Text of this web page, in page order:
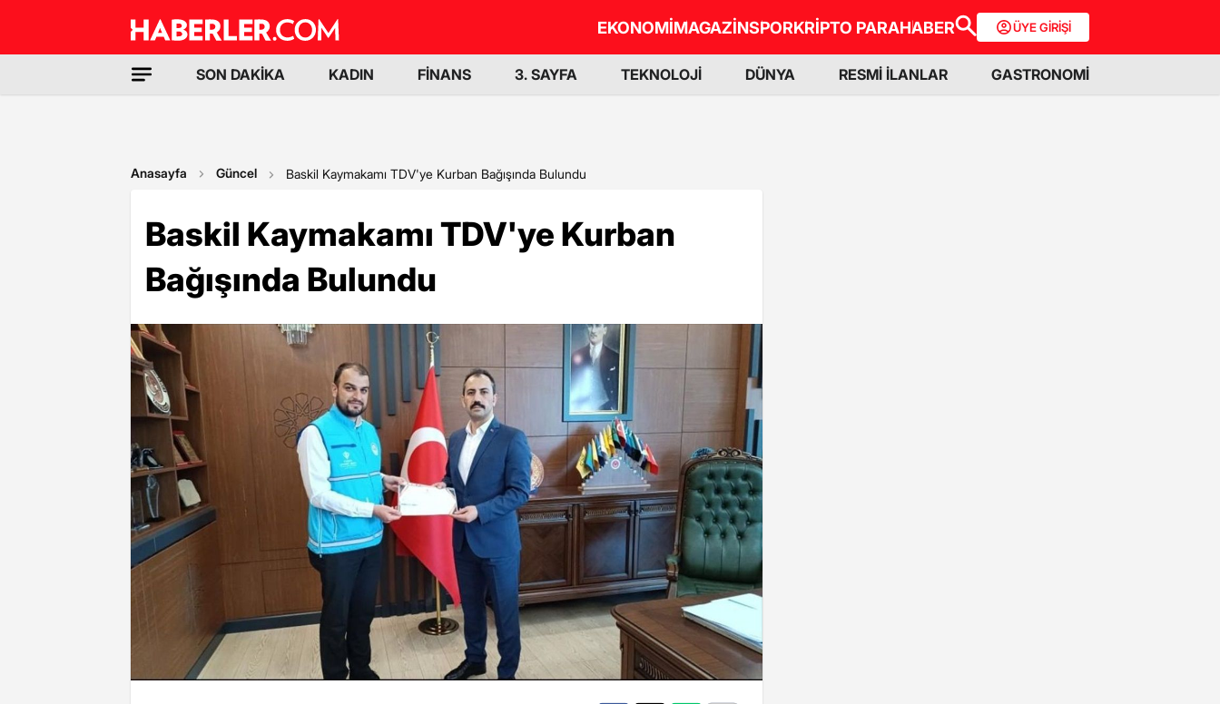
EKONOMİMAGAZİNSPORKRİPTO PARAHABER ÜYE GİRİŞİ
SON DAKİKA KADIN FİNANS 3. SAYFA TEKNOLOJİ DÜNYA RESMİ İLANLAR GASTRONOMİ
Anasayfa Güncel Baskil Kaymakamı TDV'ye Kurban Bağışında Bulundu
Baskil Kaymakamı TDV'ye Kurban
Bağışında Bulundu